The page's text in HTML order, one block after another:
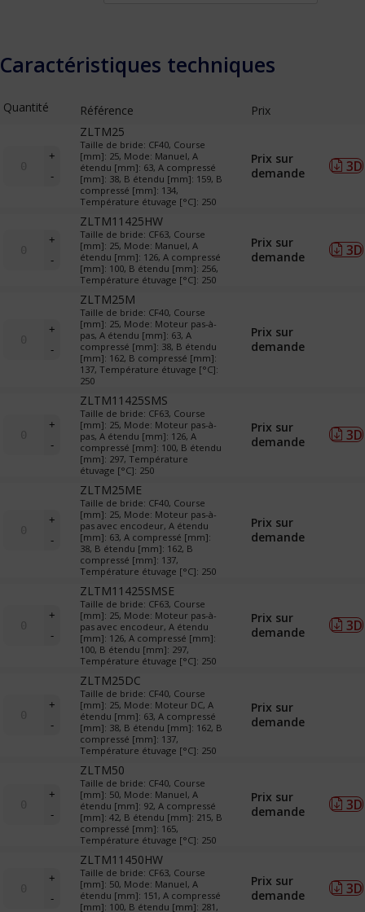
Caractéristiques techniques
Quantité Référence Prix
+
-
ZLTM25
Taille de bride: CF40, Course
[mm]: 25, Mode: Manuel, A
étendu [mm]: 63, A compressé
[mm]: 38, B étendu [mm]: 159, B
compressé [mm]: 134,
Température étuvage [°C]: 250
Prix sur
demande
3D
+
-
ZLTM11425HW
Taille de bride: CF63, Course
[mm]: 25, Mode: Manuel, A
étendu [mm]: 126, A compressé
[mm]: 100, B étendu [mm]: 256,
Température étuvage [°C]: 250
Prix sur
demande
3D
+
-
ZLTM25M
Taille de bride: CF40, Course
[mm]: 25, Mode: Moteur pas-à-
pas, A étendu [mm]: 63, A
compressé [mm]: 38, B étendu
[mm]: 162, B compressé [mm]:
137, Température étuvage [°C]:
250
Prix sur
demande
+
-
ZLTM11425SMS
Taille de bride: CF63, Course
[mm]: 25, Mode: Moteur pas-à-
pas, A étendu [mm]: 126, A
compressé [mm]: 100, B étendu
[mm]: 297, Température
étuvage [°C]: 250
Prix sur
demande
3D
+
-
ZLTM25ME
Taille de bride: CF40, Course
[mm]: 25, Mode: Moteur pas-à-
pas avec encodeur, A étendu
[mm]: 63, A compressé [mm]:
38, B étendu [mm]: 162, B
compressé [mm]: 137,
Température étuvage [°C]: 250
Prix sur
demande
+
-
ZLTM11425SMSE
Taille de bride: CF63, Course
[mm]: 25, Mode: Moteur pas-à-
pas avec encodeur, A étendu
[mm]: 126, A compressé [mm]:
100, B étendu [mm]: 297,
Température étuvage [°C]: 250
Prix sur
demande
3D
+
-
ZLTM25DC
Taille de bride: CF40, Course
[mm]: 25, Mode: Moteur DC, A
étendu [mm]: 63, A compressé
[mm]: 38, B étendu [mm]: 162, B
compressé [mm]: 137,
Température étuvage [°C]: 250
Prix sur
demande
+
-
ZLTM50
Taille de bride: CF40, Course
[mm]: 50, Mode: Manuel, A
étendu [mm]: 92, A compressé
[mm]: 42, B étendu [mm]: 215, B
compressé [mm]: 165,
Température étuvage [°C]: 250
Prix sur
demande
3D
+
-
ZLTM11450HW
Taille de bride: CF63, Course
[mm]: 50, Mode: Manuel, A
étendu [mm]: 151, A compressé
[mm]: 100, B étendu [mm]: 281,
Prix sur
demande
3D